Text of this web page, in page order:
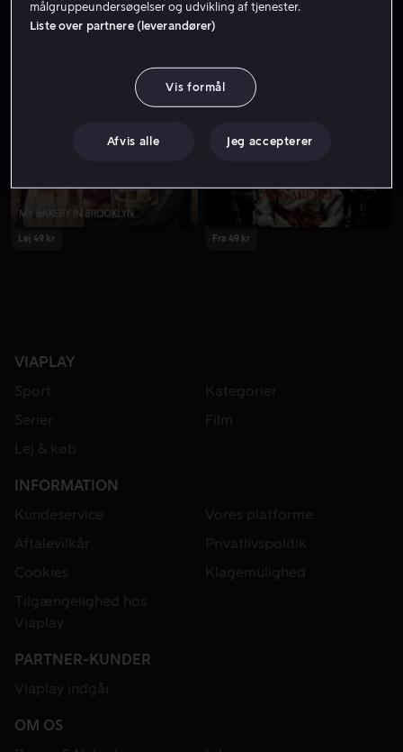
Fra 49 kr
Lej 49 kr Fra 49 kr
VIAPLAY
Sport
Kategorier
Serier
Film
Lej & køb
INFORMATION
Kundeservice
Vores platforme
Aftalevilkår
Privatlivspolitik
Cookies
Klagemulighed
Tilgængelighed hos
Viaplay
PARTNER-KUNDER
Viaplay indgår
OM OS
målgruppeundersøgelser og udvikling af tjenester.
Liste over partnere (leverandører)
Vis formål
Afvis alle Jeg accepterer